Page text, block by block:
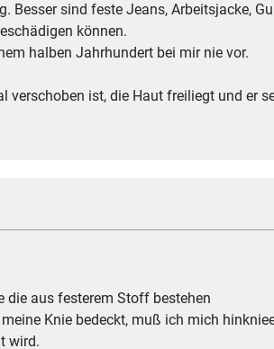
Besser sind feste Jeans, Arbeitsjacke,
können.
halben Jahrhundert bei mir nie vor.
ist, die Haut freiliegt und er
die aus festerem Stoff bestehen
Knie bedeckt, muß ich mich
wird.